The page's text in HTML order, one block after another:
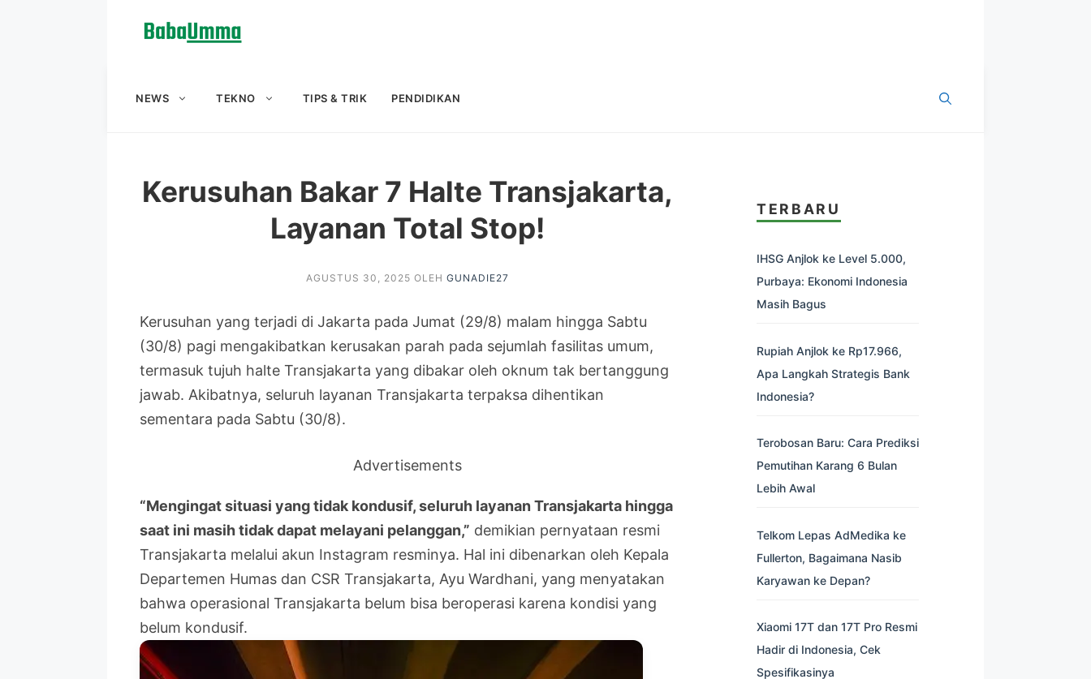
NEWS TEKNO TIPS & TRIK PENDIDIKAN
Kerusuhan Bakar 7 Halte Transjakarta,
Layanan Total Stop!
AGUSTUS 30, 2025 OLEH GUNADIE27
Kerusuhan yang terjadi di Jakarta pada Jumat (29/8) malam hingga Sabtu
(30/8) pagi mengakibatkan kerusakan parah pada sejumlah fasilitas umum,
termasuk tujuh halte Transjakarta yang dibakar oleh oknum tak bertanggung
jawab. Akibatnya, seluruh layanan Transjakarta terpaksa dihentikan
sementara pada Sabtu (30/8).
Advertisements
“Mengingat situasi yang tidak kondusif, seluruh layanan Transjakarta hingga
saat ini masih tidak dapat melayani pelanggan,” demikian pernyataan resmi
Transjakarta melalui akun Instagram resminya. Hal ini dibenarkan oleh Kepala
Departemen Humas dan CSR Transjakarta, Ayu Wardhani, yang menyatakan
bahwa operasional Transjakarta belum bisa beroperasi karena kondisi yang
belum kondusif.
TERBARU
IHSG Anjlok ke Level 5.000,
Purbaya: Ekonomi Indonesia
Masih Bagus
Rupiah Anjlok ke Rp17.966,
Apa Langkah Strategis Bank
Indonesia?
Terobosan Baru: Cara Prediksi
Pemutihan Karang 6 Bulan
Lebih Awal
Telkom Lepas AdMedika ke
Fullerton, Bagaimana Nasib
Karyawan ke Depan?
Xiaomi 17T dan 17T Pro Resmi
Hadir di Indonesia, Cek
Spesifikasinya